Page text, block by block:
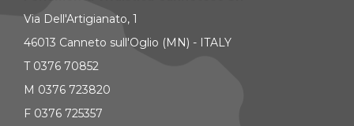
Via Dell'Artigianato, 1
46013 Canneto sull'Oglio (MN) - ITALY
T 0376 70852
M 0376 723820
F 0376 725357